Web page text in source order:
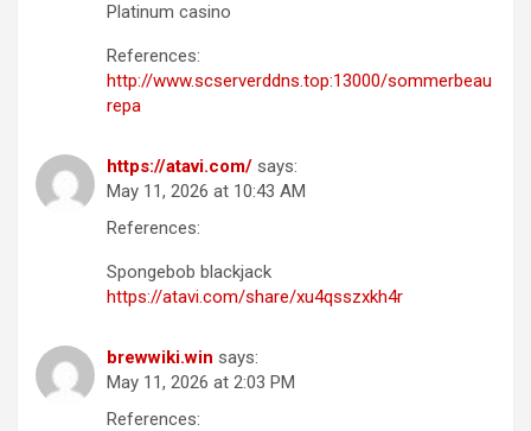
Platinum casino
References:
http://www.scserverddns.top:13000/sommerbeau
repa
https://atavi.com/ says:
May 11, 2026 at 10:43 AM
References:
Spongebob blackjack
https://atavi.com/share/xu4qsszxkh4r
brewwiki.win says:
May 11, 2026 at 2:03 PM
References: